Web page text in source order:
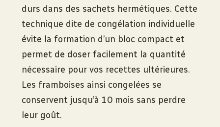
durs dans des sachets hermétiques. Cette
technique dite de congélation individuelle
évite la formation d’un bloc compact et
permet de doser facilement la quantité
nécessaire pour vos recettes ultérieures.
Les framboises ainsi congelées se
conservent jusqu’à 10 mois sans perdre
leur goût.